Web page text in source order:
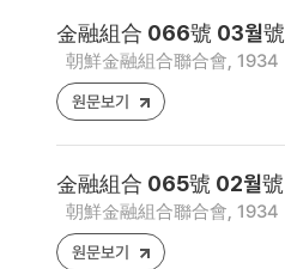
金融組合 066號 03월號
朝鮮金融組合聯合會, 1934
원문보기
金融組合 065號 02월號
朝鮮金融組合聯合會, 1934
원문보기